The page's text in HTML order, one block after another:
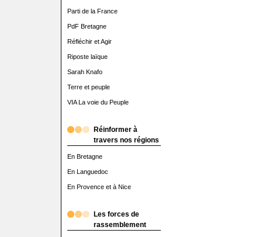
Parti de la France
PdF Bretagne
Réfléchir et Agir
Riposte laïque
Sarah Knafo
Terre et peuple
VIA La voie du Peuple
Réinformer à
travers nos régions
En Bretagne
En Languedoc
En Provence et à Nice
Les forces de
rassemblement